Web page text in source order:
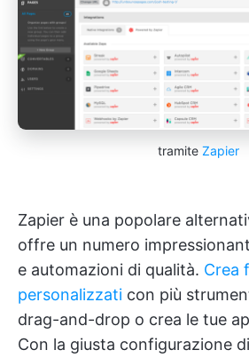
tramite Zapier
Zapier è una popolare
offre un numero
e automazioni di qualità. Crea
personalizzati con più
drag-and-drop o crea le tue
Con la giusta configurazione